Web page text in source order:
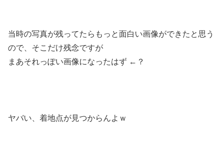
当時の写真が残ってたらもっと面白い画像ができたと思う
ので、そこだけ残念ですが
まあそれっぽい画像になったはず ←？
ヤバい、着地点が見つからんよｗ